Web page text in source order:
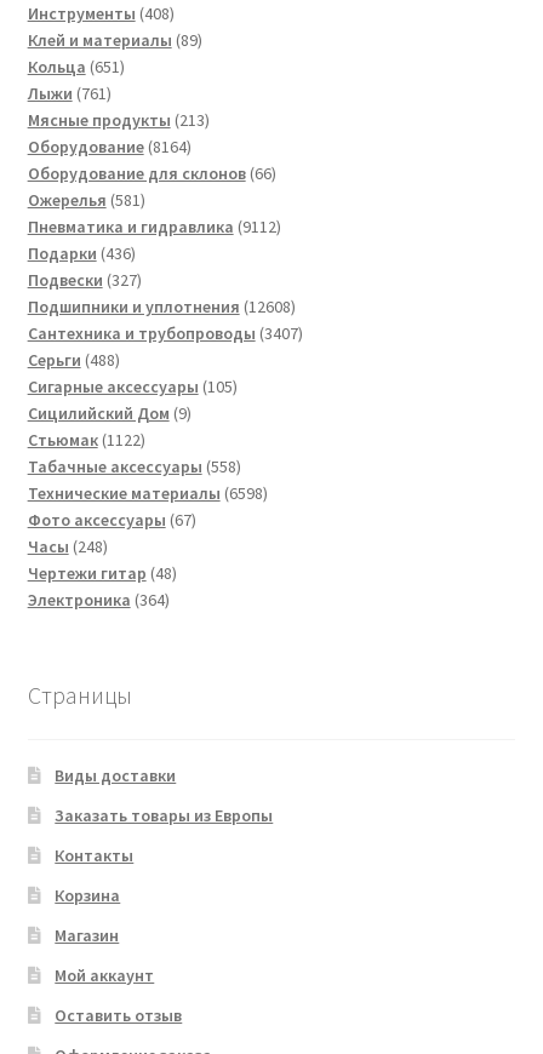
Инструменты 408408
товаров
Клей и материалы 8989
Кольца 651651
Лыжи 761761
товар
Мясные продукты 213213
Оборудование 81648164
товара
Оборудование для склонов 6666
Ожерелья 581581
товар
Пневматика и гидравлика 91129112
Подарки 436436
товаров
Подвески 327327
товаров
Подшипники и уплотнения 1260812608
товаров
Сантехника и трубопроводы 34073407
Серьги 488488
товаров
Сигарные аксессуары 105105
Сицилийский Дом 99
Стьюмак 11221122
товара
Табачные аксессуары 558558
товаров
Технические материалы 65986598
Фото аксессуары 6767
Часы 248248
товаров
Чертежи гитар 4848
Электроника 364364
Страницы
Виды доставки
Заказать товары из Европы
Контакты
Корзина
Магазин
Мой аккаунт
Оставить отзыв